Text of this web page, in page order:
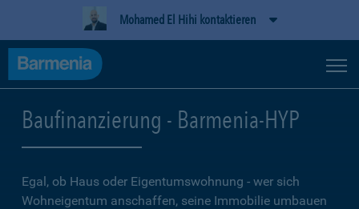
Mohamed El Hihi kontaktieren
Baufinanzierung - Barmenia-HYP
Egal, ob Haus oder Eigentumswohnung - wer sich
Wohneigentum anschaffen, seine Immobilie umbauen